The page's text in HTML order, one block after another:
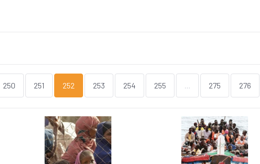
250 251 252 253 254 255 ... 275 276